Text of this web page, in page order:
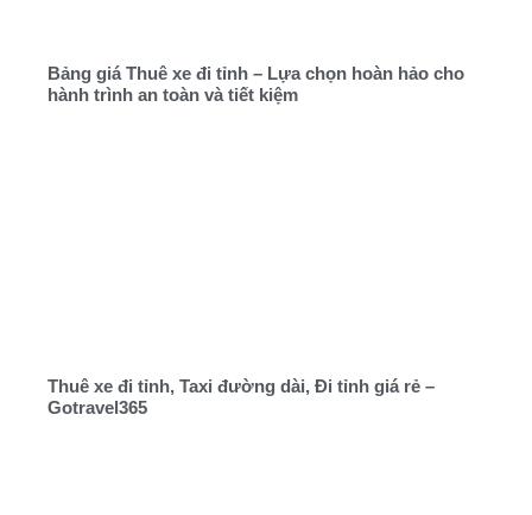
Bảng giá Thuê xe đi tỉnh – Lựa chọn hoàn hảo cho
hành trình an toàn và tiết kiệm
Thuê xe đi tỉnh, Taxi đường dài, Đi tỉnh giá rẻ –
Gotravel365